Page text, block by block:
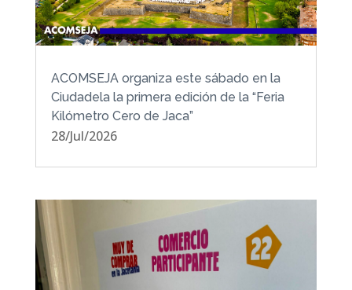
ACOMSEJA organiza este sábado en la
Ciudadela la primera edición de la “Feria
Kilómetro Cero de Jaca”
28/Jul/2026